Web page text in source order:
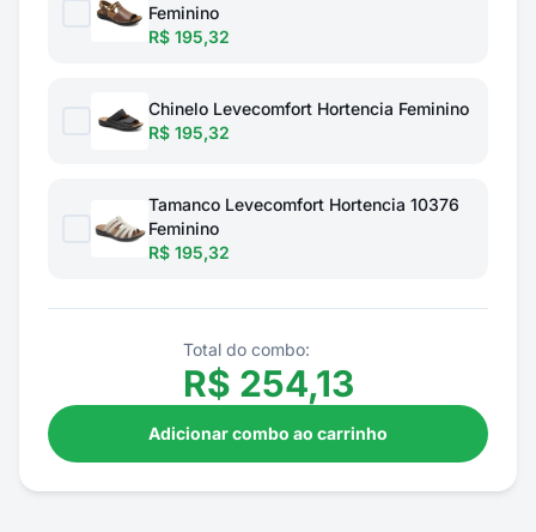
Feminino
R$ 195,32
Chinelo Levecomfort Hortencia Feminino
R$ 195,32
Tamanco Levecomfort Hortencia 10376
Feminino
R$ 195,32
Total do combo:
R$ 254,13
Adicionar combo ao carrinho